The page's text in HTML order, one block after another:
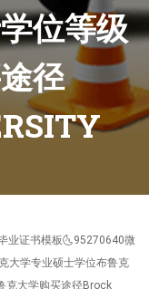
位等级
径
业证书模板🌜95270640微
大学专业硕士学位布鲁克
克大学购买途径Brock